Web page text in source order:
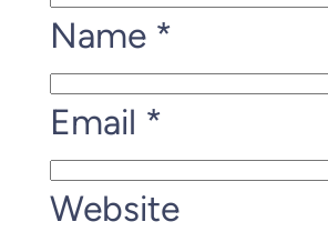
Name *
Email *
Website